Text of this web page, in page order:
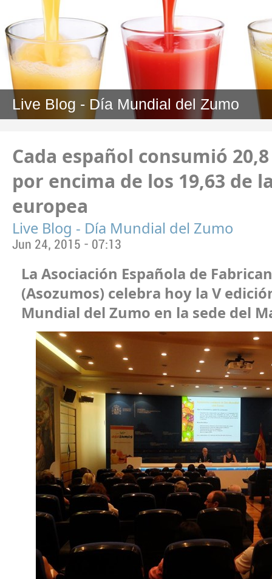
Live Blog - Día Mundial del Zumo
Cada español consumió
por encima de los 19,63 de
europea
Live Blog - Día Mundial del Zumo
Jun 24, 2015 - 07:13
La Asociación Española de
(Asozumos) celebra hoy la V
Mundial del Zumo en la sede del